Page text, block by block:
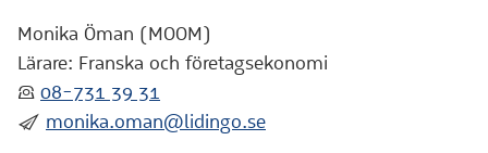
Monika Öman (MOOM)
Lärare: Franska och företagsekonomi
:telefon: 08-731 39 31
:skicka: monika.oman@lidingo.se